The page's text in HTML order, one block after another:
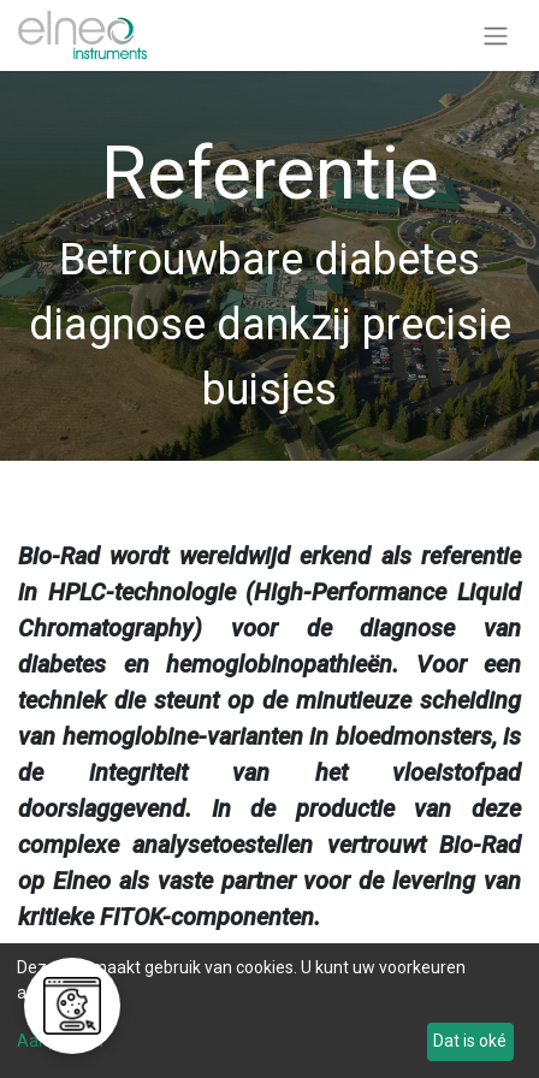
Referentie
Betrouwbare diabetes
diagnose dankzij precisie
buisjes
Bio-Rad wordt wereldwijd erkend als referentie
in HPLC-technologie (High-Performance Liquid
Chromatography) voor de diagnose van
diabetes en hemoglobinopathieën. Voor een
techniek die steunt op de minutieuze scheiding
van hemoglobine-varianten in bloedmonsters, is
de integriteit van het vloeistofpad
doorslaggevend. In de productie van deze
complexe analysetoestellen vertrouwt Bio-Rad
op Elneo als vaste partner voor de levering van
kritieke FITOK-componenten.
De uitdaging: Extreme nauwkeurigheid in het
vloeistofpad:
Deze site maakt gebruik van cookies. U kunt uw voorkeuren
aanpassen.
Aanpassen Dat is oké